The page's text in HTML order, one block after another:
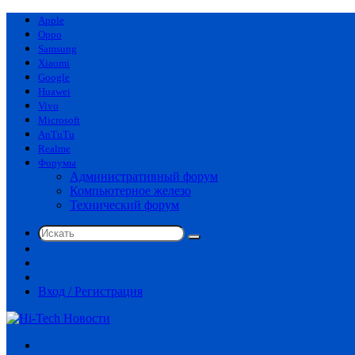
Apple
Oppo
Samsung
Xiaomi
Google
Huawei
Vivo
Microsoft
AnTuTu
Realme
Форумы
Административный форум
Компьютерное железо
Технический форум
Искать
статья
Вход / Регистрация